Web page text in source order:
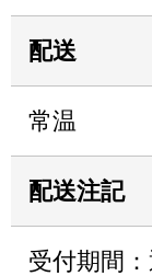
配送
常温
配送注記
受付期間